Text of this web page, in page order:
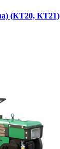
(КТ20, КТ21)